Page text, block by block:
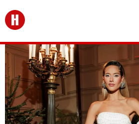
Перейти на главную